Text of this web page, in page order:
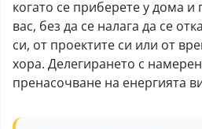
когато се приберете у дома и
вас, без да се налага да се
си, от проектите си или от
хора. Делегирането с
пренасочване на енергията